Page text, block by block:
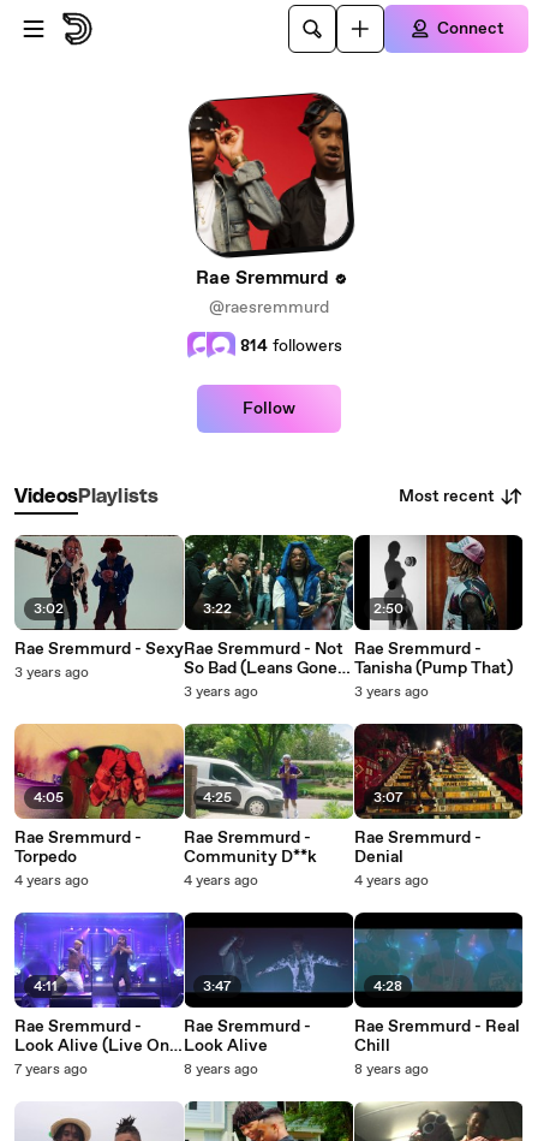
Skip to main content
Connect
Rae Sremmurd
@raesremmurd
814 followers
Follow
VideosPlaylists Most recent
3:02
Rae Sremmurd - Sexy
3 years ago
4:05
Rae Sremmurd -
Torpedo
4 years ago
4:11
Rae Sremmurd -
Look Alive (Live On
The Tonight Show)
7 years ago
3:22
Rae Sremmurd - Not
So Bad (Leans Gone
Cold)
3 years ago
4:25
Rae Sremmurd -
Community D**k
4 years ago
3:47
Rae Sremmurd -
Look Alive
8 years ago
2:50
Rae Sremmurd -
Tanisha (Pump That)
3 years ago
3:07
Rae Sremmurd -
Denial
4 years ago
4:28
Rae Sremmurd - Real
Chill
8 years ago